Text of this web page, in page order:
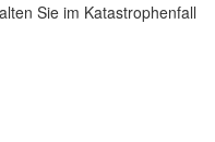
Sie im Katastrophenfall